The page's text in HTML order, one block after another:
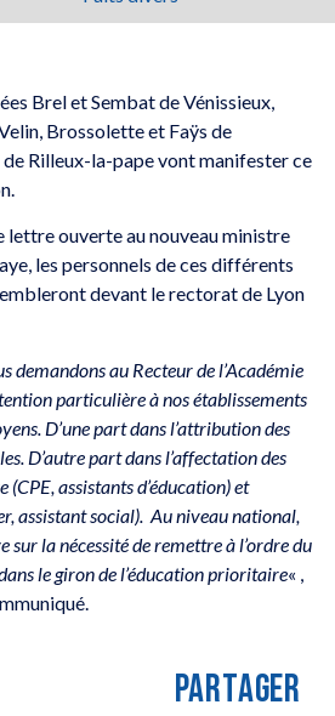
Brel et Sembat de Vénissieux,
Brossolette et Faÿs de
Rilleux-la-pape vont manifester ce
lettre ouverte au nouveau ministre
les personnels de ces différents
devant le rectorat de Lyon
demandons au Recteur de l’Académie
particulière à nos établissements
D’une part dans l’attribution des
D’autre part dans l’affectation des
(CPE, assistants d’éducation) et
assistant social). Au niveau national,
sur la nécessité de remettre à l’ordre du
le giron de l’éducation prioritaire« ,
PARTAGER